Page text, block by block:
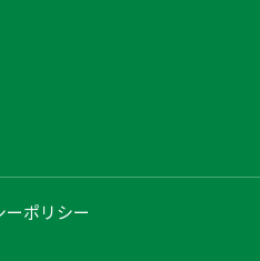
ポリシー